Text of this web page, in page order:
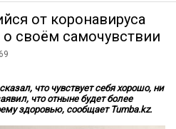
от коронавируса
о своём самочувствии
что чувствует себя хорошо, ни
что отныне будет более
здоровью, сообщает Tumba.kz.